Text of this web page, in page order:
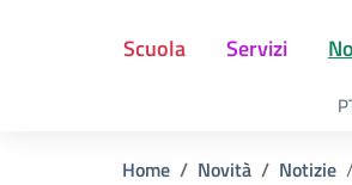
Scuola Servizi
Home Novità Notizie